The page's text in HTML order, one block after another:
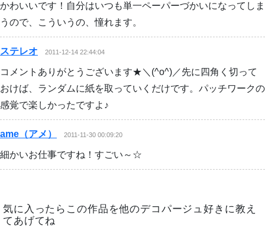
かわいいです！自分はいつも単一ペーパーづかいになってしま
うので、こういうの、憧れます。
ステレオ 2011-12-14 22:44:04
コメントありがとうございます★＼(^o^)／先に四角く切って
おけば、ランダムに紙を取っていくだけです。パッチワークの
感覚で楽しかったですよ♪
ame（アメ） 2011-11-30 00:09:20
細かいお仕事ですね！すごい～☆
気に入ったらこの作品を他のデコパージュ好きに教え
てあげてね